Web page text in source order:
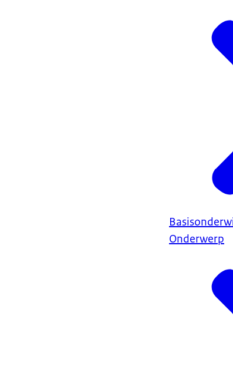
Onderwerp